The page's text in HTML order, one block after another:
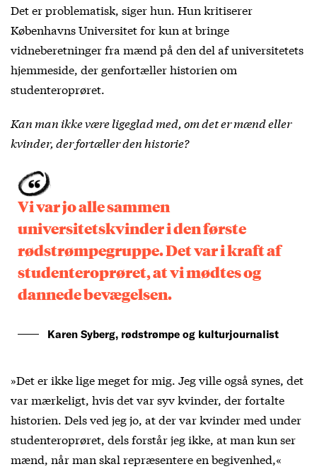
Det er problematisk, siger hun. Hun kritiserer
Københavns Universitet for kun at bringe
vidneberetninger fra mænd på den del af universitetets
hjemmeside, der genfortæller historien om
studenteroprøret.
Kan man ikke være ligeglad med, om det er mænd eller
kvinder, der fortæller den historie?
Vi var jo alle sammen
universitetskvinder i den første
rødstrømpegruppe. Det var i kraft af
studenteroprøret, at vi mødtes og
dannede bevægelsen.
Karen Syberg, rødstrømpe og kulturjournalist
»Det er ikke lige meget for mig. Jeg ville også synes, det
var mærkeligt, hvis det var syv kvinder, der fortalte
historien. Dels ved jeg jo, at der var kvinder med under
studenteroprøret, dels forstår jeg ikke, at man kun ser
mænd, når man skal repræsentere en begivenhed,«